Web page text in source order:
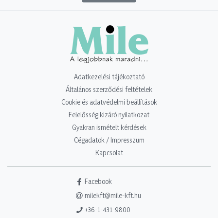
Adatkezelési tájékoztató
Általános szerződési feltételek
Cookie és adatvédelmi beállítások
Felelősség kizáró nyilatkozat
Gyakran ismételt kérdések
Cégadatok / Impresszum
Kapcsolat
Facebook
milekft@mile-kft.hu
+36-1-431-9800